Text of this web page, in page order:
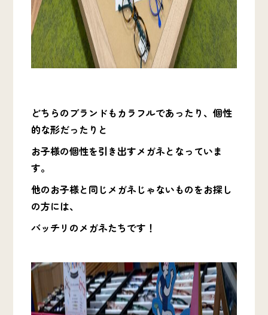
どちらのブランドもカラフルであったり、個性
的な形だったりと
お子様の個性を引き出すメガネとなっていま
す。
他のお子様と同じメガネじゃないものをお探し
の方には、
バッチリのメガネたちです！